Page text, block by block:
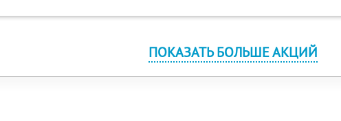
ПОКАЗАТЬ БОЛЬШЕ АКЦИЙ